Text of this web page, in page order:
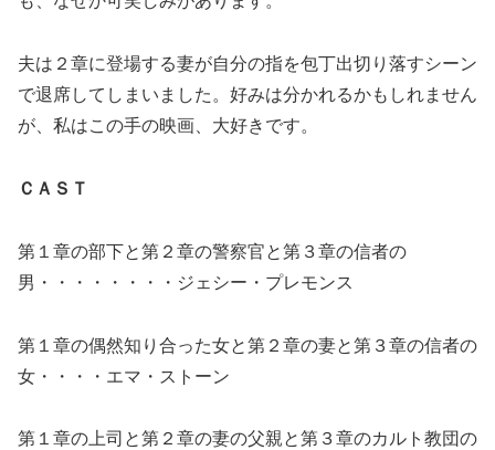
夫は２章に登場する妻が自分の指を包丁出切り落すシーン
で退席してしまいました。好みは分かれるかもしれません
が、私はこの手の映画、大好きです。
ＣＡＳＴ
第１章の部下と第２章の警察官と第３章の信者の
男・・・・・・・・ジェシー・プレモンス
第１章の偶然知り合った女と第２章の妻と第３章の信者の
女・・・・エマ・ストーン
第１章の上司と第２章の妻の父親と第３章のカルト教団の